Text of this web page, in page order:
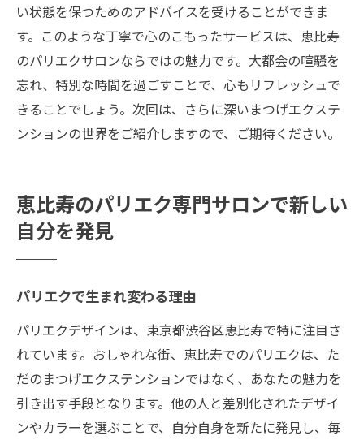
い状態を保つためのアドバイスを受けることができま
す。このような丁寧で心のこもったサービスは、恵比寿
のパリエクサロンならではの魅力です。大都会の喧騒を
忘れ、特別な時間を過ごすことで、心もリフレッシュで
きることでしょう。次回は、さらに深いまつげエクステ
ンションの世界をご紹介しますので、ご期待ください。
恵比寿のパリエク専門サロンで新しい
自分を発見
パリエクで生まれ変わる理由
パリエクデザインは、東京都渋谷区恵比寿で特に注目さ
れています。おしゃれな街、恵比寿でのパリエクは、た
だのまつげエクステンションではなく、あなたの魅力を
引き出す手段となります。他の人と差別化されたデザイ
ンやカラーを選ぶことで、自分自身を新たに発見し、毎